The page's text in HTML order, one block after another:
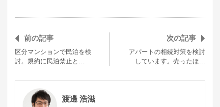
前の記事
区分マンションで民泊を検
討。規約に民泊禁止と…
次の記事
アパートの相続対策を検討
しています。売ったほ…
渡邊 浩滋